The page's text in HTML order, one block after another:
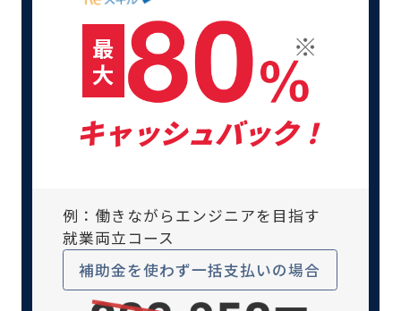
最
大
キャッシュバック！
例：働きながらエンジニアを目指す
就業両立コース
補助金を使わず一括支払いの場合